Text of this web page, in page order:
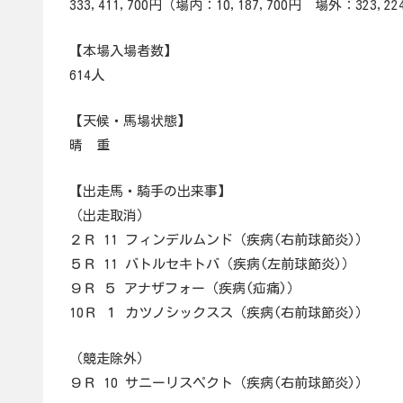
333,411,700円（場内：10,187,700円 場外：
【本場入場者数】
614人
【天候・馬場状態】
晴 重
【出走馬・騎手の出来事】
（出走取消）
２Ｒ 11 フィンデルムンド（疾病(右前球節炎)）
５Ｒ 11 バトルセキトバ（疾病(左前球節炎)）
９Ｒ ５ アナザフォー（疾病(疝痛)）
10Ｒ １ カツノシックスス（疾病(右前球節炎)）
（競走除外）
９Ｒ 10 サニーリスペクト（疾病(右前球節炎)）